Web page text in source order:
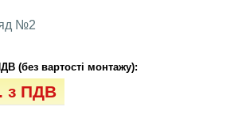
№2
(без вартості монтажу):
з ПДВ